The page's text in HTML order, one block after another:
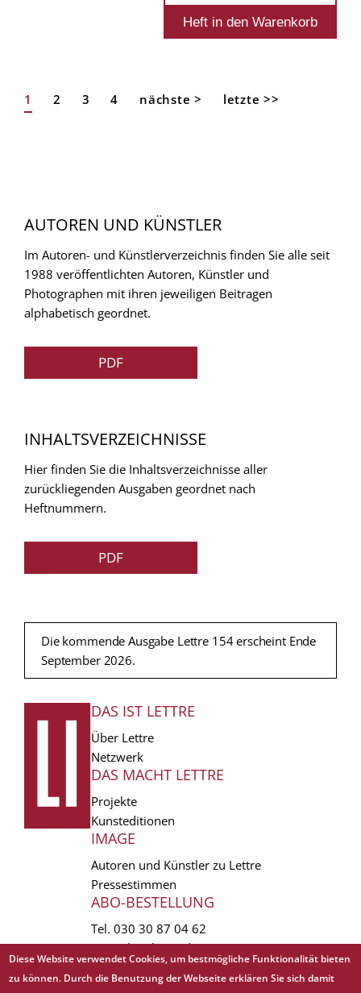
Seitennummerierung
Aktuelle
1 Page
2 Page
3 Page
4
Nächste
nächste >
Letzte
letzte >>
AUTOREN UND KÜNSTLER
Im Autoren- und Künstlerverzeichnis finden Sie alle seit
1988 veröffentlichten Autoren, Künstler und
Photographen mit ihren jeweiligen Beitragen
alphabetisch geordnet.
PDF
INHALTSVERZEICHNISSE
Hier finden Sie die Inhaltsverzeichnisse aller
zurückliegenden Ausgaben geordnet nach
Heftnummern.
PDF
Die kommende Ausgabe Lettre 154 erscheint Ende
September 2026.
FUSSZEILE
DAS IST LETTRE
Über Lettre
Netzwerk
DAS MACHT LETTRE
Projekte
Kunsteditionen
IMAGE
Autoren und Künstler zu Lettre
Pressestimmen
ABO-BESTELLUNG
Tel. 030 30 87 04 62
vertrieb(at)lettre.de
Diese Website verwendet Cookies, um bestmögliche Funktionalität bieten
zu können. Durch die Benutzung der Webseite erklären Sie sich damit